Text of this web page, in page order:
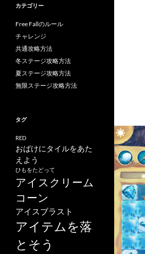
カテゴリー
Free Fallのルール
チャレンジ
共通攻略方法
冬ステージ攻略方法
夏ステージ攻略方法
無限ステージ攻略方法
タグ
RED
おばけにタイルをあた
えよう
ひもをたどって
アイスクリーム
コーン
アイスブラスト
アイテムを落
とそう